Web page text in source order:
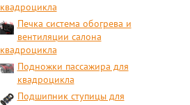
квадроцикла
Печка система обогрева и
вентиляции салона
квадроцикла
Подножки пассажира для
квадроцикла
Подшипник ступицы для